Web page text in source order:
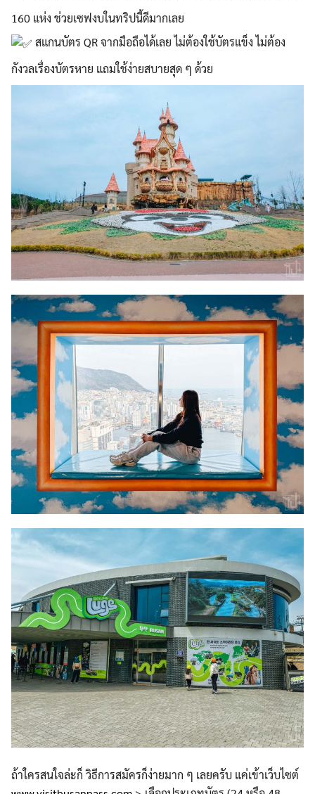
160 แห่ง ช่วยเซฟงบในทริปนี้ดีมากเลย
สแกนบัตร QR จากมือถือได้เลย ไม่ต้องใช้บัตรแข็ง ไม่ต้อง
กังวลเรื่องบัตรหาย แถมใช้ง่ายสบายสุด ๆ ด้วย
ถ้าใครสนใจล่ะก็ วิธีการสมัครก็ง่ายมาก ๆ เลยครับ แค่เข้าเว็บไซต์